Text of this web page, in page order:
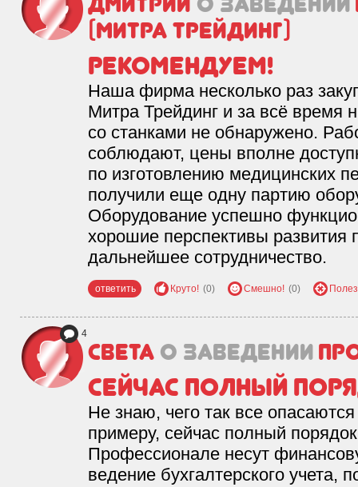
(Митра Трейдинг)
Рекомендуем!
Наша фирма несколько раз
Митра Трейдинг и за всё время
со станками не обнаружено.
соблюдают, цены вполне
по изготовлению медицинских
получили еще одну партию
Оборудование успешно
хорошие перспективы развития
дальнейшее сотрудничество.
ответить Круто! (0) Смешно! (0)
4
Света о заведении
сейчас полный
Не знаю, чего так все
примеру, сейчас полный
Профессионале несут
ведение бухгалтерского учета,